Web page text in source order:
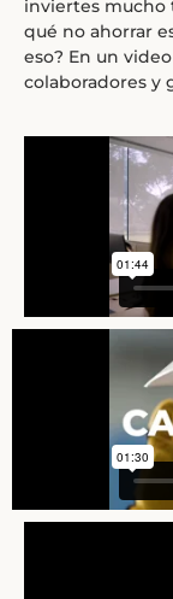
inviertes mucho
qué no ahorrar
eso? En un
colaboradores y